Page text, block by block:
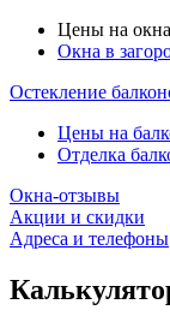
Цены на окна
Окна в
Остекление
Цены на
Отделка
Окна-отзывы
Акции и скидки
Адреса и телефоны